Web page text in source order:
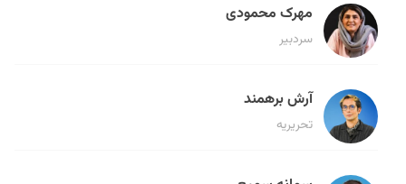
مهرک محمودی
سردبیر
آرش برهمند
تحریریه